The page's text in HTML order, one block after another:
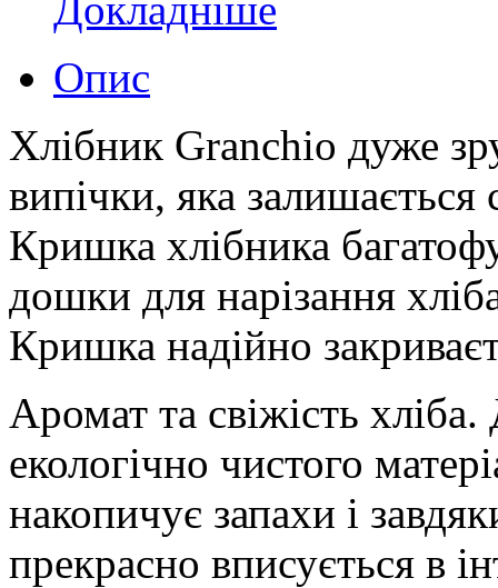
Опис
Хлібник Granchio дуже
випічки, яка
Кришка хлібника
дошки для нарізання
Кришка надійно
Аромат та свіжість
екологічно чистого
накопичує запахи і
прекрасно вписується в